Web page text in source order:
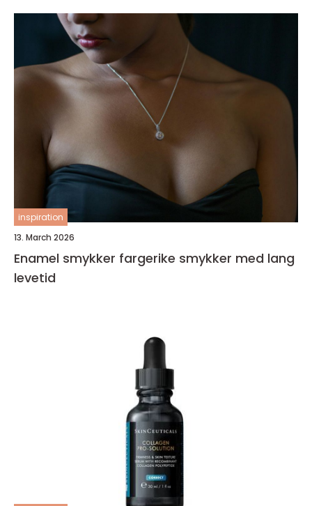
inspiration
13. March 2026
Enamel smykker fargerike smykker med lang
levetid